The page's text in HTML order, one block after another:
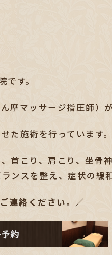
す。
摩マッサージ指圧師）
た施術を行っています。
首こり、肩こり、坐骨
ンスを整え、 症状の緩
連絡ください。／